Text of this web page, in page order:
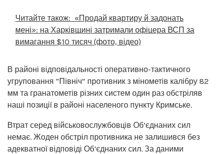
Читайте також: «Продай квартиру й задонать
мені»: на Харківщині затримали офіцера ВСП за
вимагання $10 тисяч (фото, відео)
В районі відповідальності оперативно-тактичного
угруповання “Північ” противник з мінометів калібру 82
мм та гранатометів різних систем один раз обстріляв
наші позиції в районі населеного пункту Кримське.
Втрат серед військовослужбовців Об’єднаних сил
немає. Жоден обстріл противника не залишився без
адекватної відповіді Об’єднаних сил. За даними